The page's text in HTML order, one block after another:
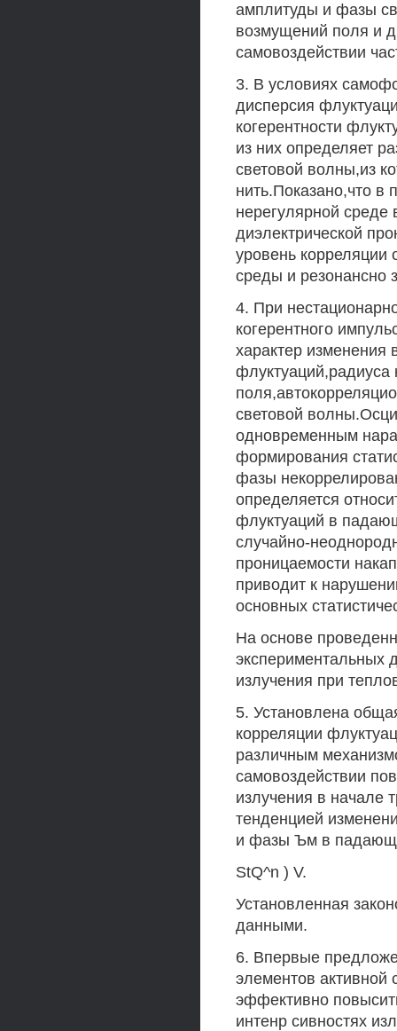
амплитуды и фазы
возмущений поля и
самовоздействии
3. В условиях
дисперсия
когерентности
из них определяет
световой волны,из
нить.Показано,что в
нерегулярной среде
диэлектрической
уровень корреляции
среды и резонансно
4. При
когерентного
характер изменения
световой
одновременным
формирования
фазы
определяется
флуктуаций в
случайно-
проницаемости
приводит к
основных
На основе
экспериментальных
излучения при
5. Установлена
корреляции
различным
самовоздействии
излучения в начале
тенденцией
и фазы Ъм в
StQ^n ) V.
Установленная
данными.
6. Впервые
элементов
эффективно
интенр сивностях